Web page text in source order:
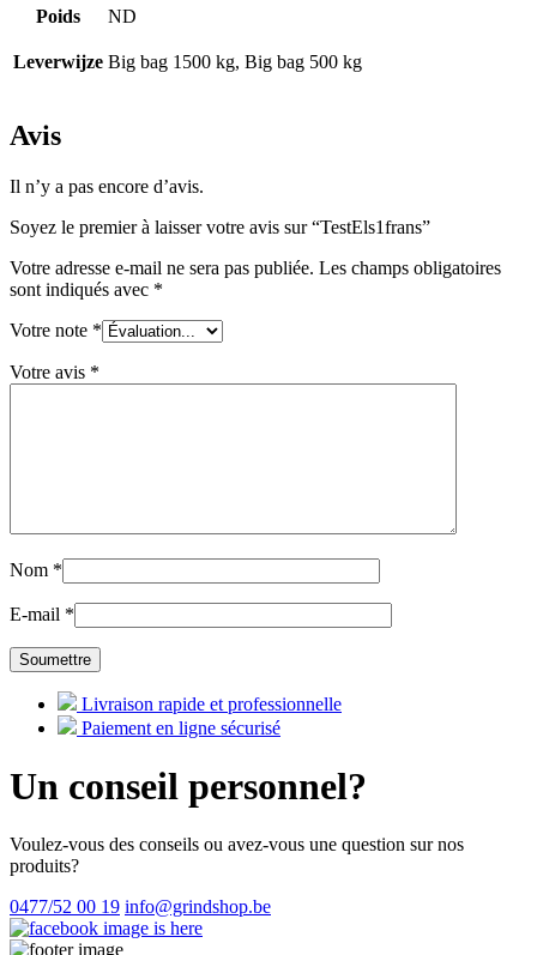
Poids ND
Leverwijze Big bag 1500 kg, Big bag 500 kg
Avis
Il n’y a pas encore d’avis.
Soyez le premier à laisser votre avis sur “TestEls1frans”
Votre adresse e-mail ne sera pas publiée. Les champs obligatoires
sont indiqués avec *
Votre note *
Votre avis *
Nom *
E-mail *
Livraison rapide et professionnelle
Paiement en ligne sécurisé
Un conseil personnel?
Voulez-vous des conseils ou avez-vous une question sur nos
produits?
0477/52 00 19 info@grindshop.be